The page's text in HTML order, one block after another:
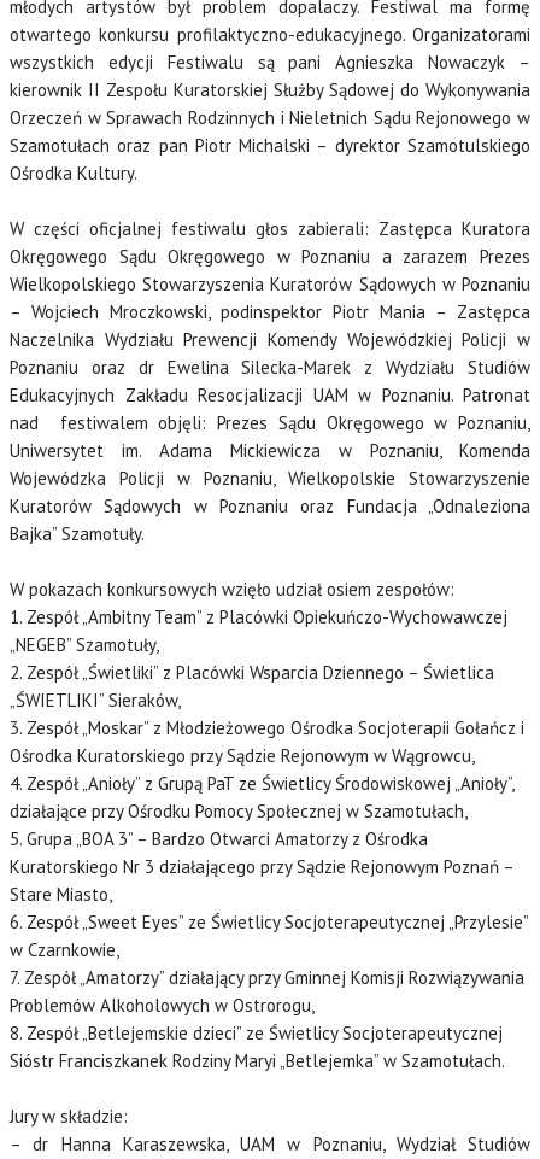
młodych artystów był problem dopalaczy. Festiwal ma formę
otwartego konkursu profilaktyczno-edukacyjnego. Organizatorami
wszystkich edycji Festiwalu są pani Agnieszka Nowaczyk –
kierownik II Zespołu Kuratorskiej Służby Sądowej do Wykonywania
Orzeczeń w Sprawach Rodzinnych i Nieletnich Sądu Rejonowego w
Szamotułach oraz pan Piotr Michalski – dyrektor Szamotulskiego
Ośrodka Kultury.
W części oficjalnej festiwalu głos zabierali: Zastępca Kuratora
Okręgowego Sądu Okręgowego w Poznaniu a zarazem Prezes
Wielkopolskiego Stowarzyszenia Kuratorów Sądowych w Poznaniu
– Wojciech Mroczkowski, podinspektor Piotr Mania – Zastępca
Naczelnika Wydziału Prewencji Komendy Wojewódzkiej Policji w
Poznaniu oraz dr Ewelina Silecka-Marek z Wydziału Studiów
Edukacyjnych Zakładu Resocjalizacji UAM w Poznaniu. Patronat
nad festiwalem objęli: Prezes Sądu Okręgowego w Poznaniu,
Uniwersytet im. Adama Mickiewicza w Poznaniu, Komenda
Wojewódzka Policji w Poznaniu, Wielkopolskie Stowarzyszenie
Kuratorów Sądowych w Poznaniu oraz Fundacja „Odnaleziona
Bajka” Szamotuły.
W pokazach konkursowych wzięło udział osiem zespołów:
1. Zespół „Ambitny Team” z Placówki Opiekuńczo-Wychowawczej
„NEGEB” Szamotuły,
2. Zespół „Świetliki” z Placówki Wsparcia Dziennego – Świetlica
„ŚWIETLIKI” Sieraków,
3. Zespół „Moskar” z Młodzieżowego Ośrodka Socjoterapii Gołańcz i
Ośrodka Kuratorskiego przy Sądzie Rejonowym w Wągrowcu,
4. Zespół „Anioły” z Grupą PaT ze Świetlicy Środowiskowej „Anioły”,
działające przy Ośrodku Pomocy Społecznej w Szamotułach,
5. Grupa „BOA 3” – Bardzo Otwarci Amatorzy z Ośrodka
Kuratorskiego Nr 3 działającego przy Sądzie Rejonowym Poznań –
Stare Miasto,
6. Zespół „Sweet Eyes” ze Świetlicy Socjoterapeutycznej „Przylesie”
w Czarnkowie,
7. Zespół „Amatorzy” działający przy Gminnej Komisji Rozwiązywania
Problemów Alkoholowych w Ostrorogu,
8. Zespół „Betlejemskie dzieci” ze Świetlicy Socjoterapeutycznej
Sióstr Franciszkanek Rodziny Maryi „Betlejemka” w Szamotułach.
Jury w składzie:
– dr Hanna Karaszewska, UAM w Poznaniu, Wydział Studiów